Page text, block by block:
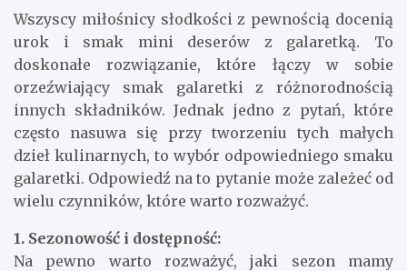
Wszyscy miłośnicy słodkości z pewnością docenią
urok i smak mini deserów z galaretką. To
doskonałe rozwiązanie, które łączy w sobie
orzeźwiający smak galaretki z różnorodnością
innych składników. Jednak jedno z pytań, które
często nasuwa się przy tworzeniu tych małych
dzieł kulinarnych, to wybór odpowiedniego smaku
galaretki. Odpowiedź na to pytanie może zależeć od
wielu czynników, które warto rozważyć.
1. Sezonowość i dostępność:
Na pewno warto rozważyć, jaki sezon mamy